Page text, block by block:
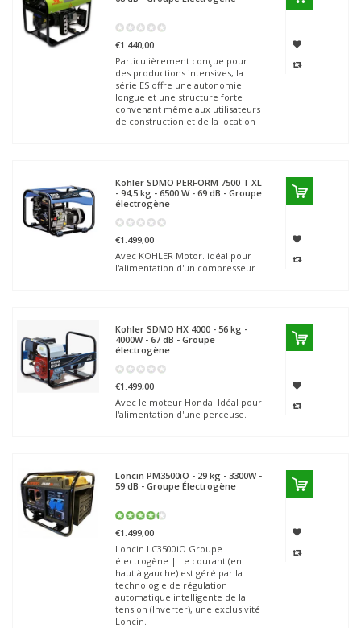
€1.440,00
Particulièrement conçue pour
des productions intensives, la
série ES offre une autonomie
longue et une structure forte
convenant même aux utilisateurs
de construction et de la location
Kohler SDMO PERFORM 7500 T XL
- 94,5 kg - 6500 W - 69 dB - Groupe
électrogène
€1.499,00
Avec KOHLER Motor. idéal pour
l'alimentation d'un compresseur
Kohler SDMO HX 4000 - 56 kg -
4000W - 67 dB - Groupe
électrogène
€1.499,00
Avec le moteur Honda. Idéal pour
l'alimentation d'une perceuse.
Loncin PM3500iO - 29 kg - 3300W -
59 dB - Groupe Électrogène
€1.499,00
Loncin LC3500iO Groupe
électrogène | Le courant (en
haut à gauche) est géré par la
technologie de régulation
automatique intelligente de la
tension (Inverter), une exclusivité
Loncin.